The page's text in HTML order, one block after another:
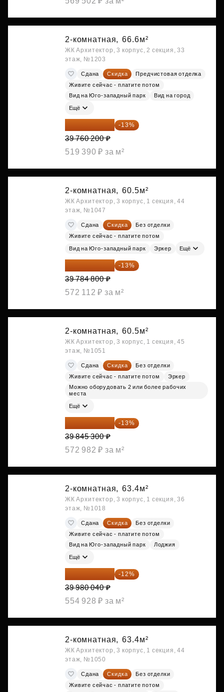
2-комнатная, 66.6м²
ЖК Архитектор, 3 корпус, 2 секция, 33
этаж, №1203
Сдана Скидка
Предчистовая отделка
Живите сейчас - платите потом
Вид на Юго-западный парк
Вид на город
Ещё
34 591 374 ₽ -13%
39 760 200 ₽
519 390 ₽ за м²
2-комнатная, 60.5м²
ЖК Архитектор, 3 корпус, 1 секция, 44
этаж, №1047
Сдана Скидка
Без отделки
Живите сейчас - платите потом
Вид на Юго-западный парк Эркер Ещё
34 612 776 ₽ -13%
39 784 800 ₽
572 112 ₽ за м²
2-комнатная, 60.5м²
ЖК Архитектор, 3 корпус, 1 секция, 45
этаж, №1051
Сдана Скидка
Без отделки
Живите сейчас - платите потом
Эркер
Можно оборудовать 2 или более рабочих
места
Ещё
34 665 411 ₽ -13%
39 845 300 ₽
572 982 ₽ за м²
2-комнатная, 63.4м²
ЖК Архитектор, 3 корпус, 1 секция, 36
этаж, №1018
Сдана Скидка
Без отделки
Живите сейчас - платите потом
Вид на Юго-западный парк
Лоджия
Ещё
35 182 435 ₽ -12%
39 980 040 ₽
554 928 ₽ за м²
2-комнатная, 63.4м²
ЖК Архитектор, 3 корпус, 1 секция, 44
этаж, №1050
Сдана Скидка
Без отделки
Живите сейчас - платите потом